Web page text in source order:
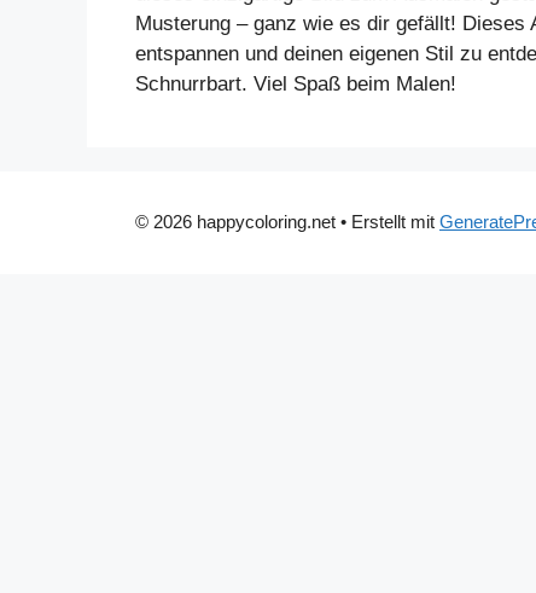
Musterung – ganz wie es dir gefällt!
entspannen und deinen eigenen Stil zu
Schnurrbart. Viel Spaß beim Malen!
© 2026 happycoloring.net • Erstellt mit